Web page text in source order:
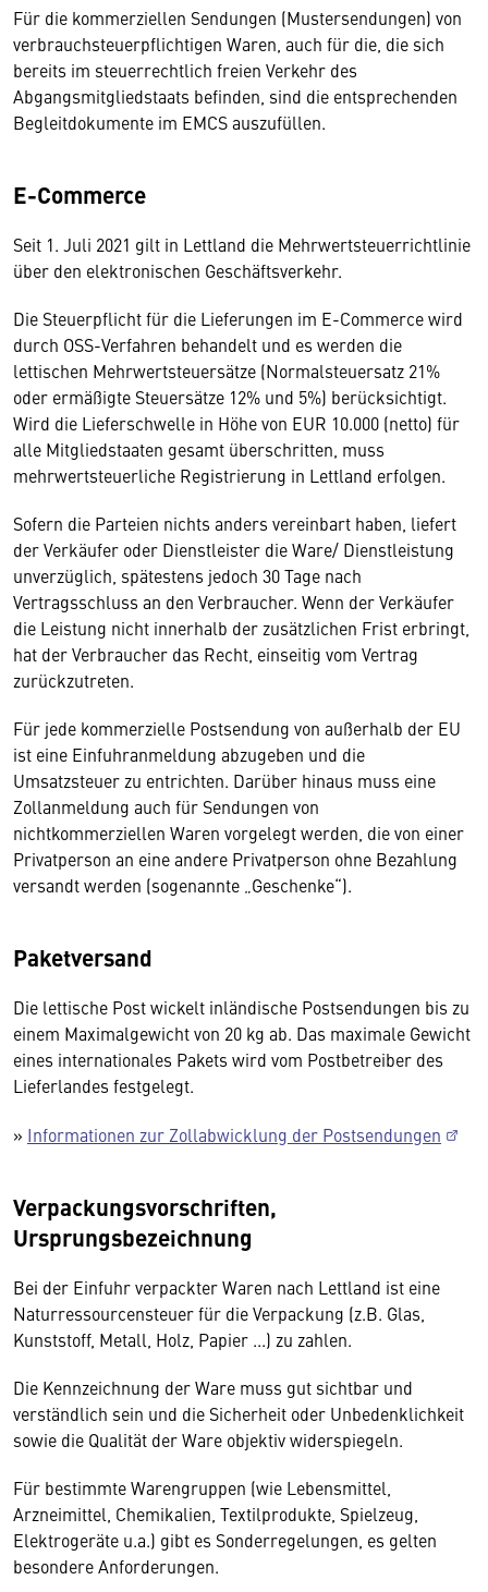
Für die kommerziellen Sendungen (Mustersendungen) von
verbrauchsteuerpflichtigen Waren, auch für die, die sich
bereits im steuerrechtlich freien Verkehr des
Abgangsmitgliedstaats befinden, sind die entsprechenden
Begleitdokumente im EMCS auszufüllen.
E-Commerce
Seit 1. Juli 2021 gilt in Lettland die Mehrwertsteuerrichtlinie
über den elektronischen Geschäftsverkehr.
Die Steuerpflicht für die Lieferungen im E-Commerce wird
durch OSS-Verfahren behandelt und es werden die
lettischen Mehrwertsteuersätze (Normalsteuersatz 21%
oder ermäßigte Steuersätze 12% und 5%) berücksichtigt.
Wird die Lieferschwelle in Höhe von EUR 10.000 (netto) für
alle Mitgliedstaaten gesamt überschritten, muss
mehrwertsteuerliche Registrierung in Lettland erfolgen.
Sofern die Parteien nichts anders vereinbart haben, liefert
der Verkäufer oder Dienstleister die Ware/ Dienstleistung
unverzüglich, spätestens jedoch 30 Tage nach
Vertragsschluss an den Verbraucher. Wenn der Verkäufer
die Leistung nicht innerhalb der zusätzlichen Frist erbringt,
hat der Verbraucher das Recht, einseitig vom Vertrag
zurückzutreten.
Für jede kommerzielle Postsendung von außerhalb der EU
ist eine Einfuhranmeldung abzugeben und die
Umsatzsteuer zu entrichten. Darüber hinaus muss eine
Zollanmeldung auch für Sendungen von
nichtkommerziellen Waren vorgelegt werden, die von einer
Privatperson an eine andere Privatperson ohne Bezahlung
versandt werden (sogenannte „Geschenke“).
Paketversand
Die lettische Post wickelt inländische Postsendungen bis zu
einem Maximalgewicht von 20 kg ab. Das maximale Gewicht
eines internationales Pakets wird vom Postbetreiber des
Lieferlandes festgelegt.
» Informationen zur Zollabwicklung der Postsendungen
Verpackungsvorschriften,
Ursprungsbezeichnung
Bei der Einfuhr verpackter Waren nach Lettland ist eine
Naturressourcensteuer für die Verpackung (z.B. Glas,
Kunststoff, Metall, Holz, Papier ...) zu zahlen.
Die Kennzeichnung der Ware muss gut sichtbar und
verständlich sein und die Sicherheit oder Unbedenklichkeit
sowie die Qualität der Ware objektiv widerspiegeln.
Für bestimmte Warengruppen (wie Lebensmittel,
Arzneimittel, Chemikalien, Textilprodukte, Spielzeug,
Elektrogeräte u.a.) gibt es Sonderregelungen, es gelten
besondere Anforderungen.